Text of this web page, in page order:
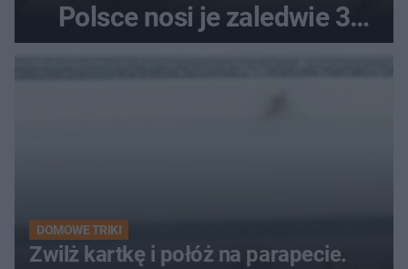
Polsce nosi je zaledwie 3
DOMOWE TRIKI
Zwilż kartkę i połóż na parapecie.